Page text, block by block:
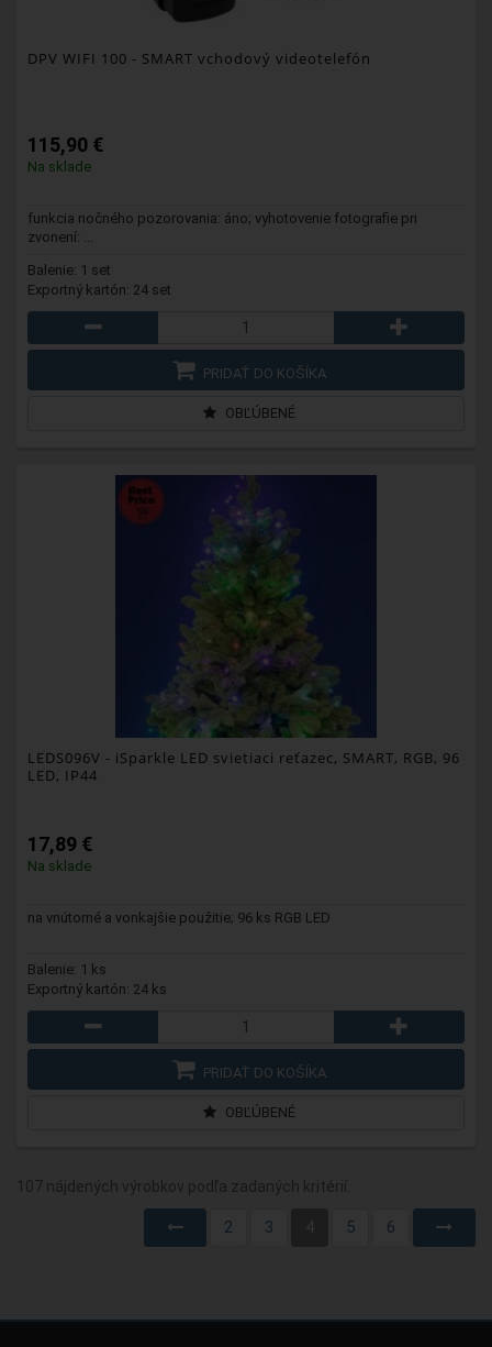
DPV WIFI 100 - SMART vchodový videotelefón
115,90 €
Na sklade
funkcia nočného pozorovania: áno; vyhotovenie fotografie pri
zvonení: ...
Balenie: 1 set
Exportný kartón: 24 set
PRIDAŤ DO KOŠÍKA
OBĽÚBENÉ
LEDS096V - iSparkle LED svietiaci reťazec, SMART, RGB, 96
LED, IP44
17,89 €
Na sklade
na vnútorné a vonkajšie použitie; 96 ks RGB LED
Balenie: 1 ks
Exportný kartón: 24 ks
PRIDAŤ DO KOŠÍKA
OBĽÚBENÉ
107 nájdených výrobkov podľa zadaných kritérií.
2 3 5 6